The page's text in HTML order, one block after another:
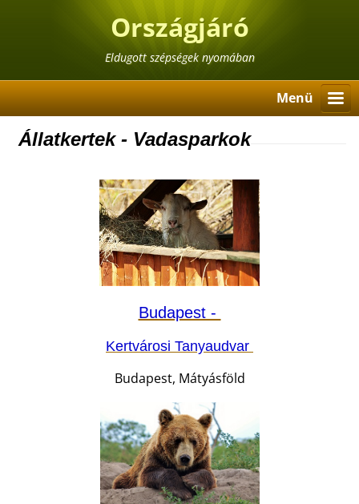
Országjáró
Eldugott szépségek nyomában
Menü
Állatkertek - Vadasparkok
Budapest -
Kertvárosi Tanyaudvar
Budapest, Mátyásföld